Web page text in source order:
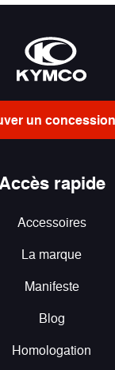
un
rapide
Accessoires
La marque
Manifeste
Blog
Homologation